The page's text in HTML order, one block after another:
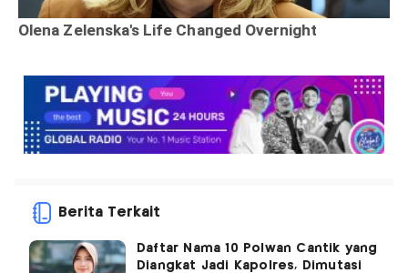
Berita Terkait
Daftar Nama 10 Polwan Cantik yang
Diangkat Jadi Kapolres, Dimutasi